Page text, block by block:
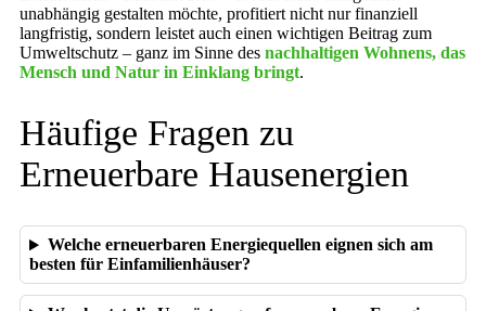
unabhängig gestalten möchte, profitiert nicht nur finanziell
langfristig, sondern leistet auch einen wichtigen Beitrag zum
Umweltschutz – ganz im Sinne des nachhaltigen Wohnens, das
Mensch und Natur in Einklang bringt.
Häufige Fragen zu
Erneuerbare Hausenergien
Welche erneuerbaren Energiequellen eignen sich am
besten für Einfamilienhäuser?